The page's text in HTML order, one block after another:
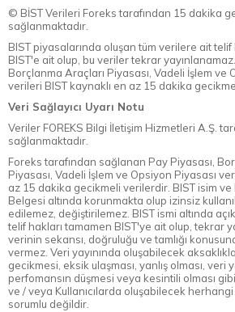
© BİST Verileri Foreks tarafından 15 dakika
sağlanmaktadır.
BIST piyasalarında oluşan tüm verilere ait telif
BIST'e ait olup, bu veriler tekrar
Borçlanma Araçları Piyasası, Vadeli İşlem ve
verileri BIST kaynaklı en az 15 dakika
Veri Sağlayıcı Uyarı Notu
Veriler FOREKS Bilgi İletişim Hizmetleri A.Ş.
sağlanmaktadır.
Foreks tarafından sağlanan Pay Piyasası,
Piyasası, Vadeli İşlem ve Opsiyon Piyasası
az 15 dakika gecikmeli verilerdir. BIST isim
Belgesi altında korunmakta olup izinsiz
edilemez, değiştirilemez. BIST ismi altında
telif hakları tamamen BIST'ye ait olup, tekrar
verinin sekansı, doğruluğu ve tamlığı
vermez. Veri yayınında oluşabilecek
gecikmesi, eksik ulaşması, yanlış olması, veri
perfomansın düşmesi veya kesintili olması gibi
ve / veya Kullanıcılarda oluşabilecek
sorumlu değildir.